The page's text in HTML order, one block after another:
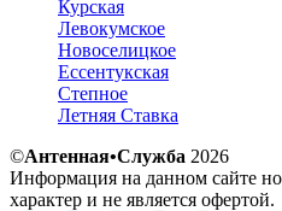
Курская
Левокумское
Новоселицкое
Ессентукская
Степное
Летняя Ставка
©Антенная•Служба 2026
Информация на данном сайте
характер и не является офертой.